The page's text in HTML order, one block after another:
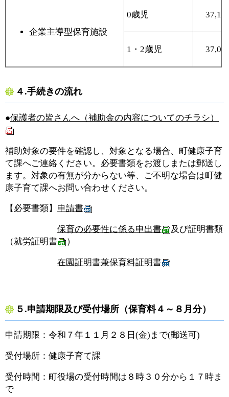
企業主導型保育施設
0歳児
1・2歳児
４.手続きの流れ
●保護者の皆さんへ（補助金の内容についてのチラシ）
補助対象の要件を確認し、対象となる場合、町健康子育
て課へご連絡ください。必要書類をお渡しまたは郵送し
ます。対象の有無が分からない等、ご不明な場合は町健
康子育て課へお問い合わせください。
【必要書類】 申請書
保育の必要性に係る申出書
及び証明書類
（就労証明書 ）
在園証明書兼保育料証明書
５.申請期限及び受付場所（保育料４～８月分）
申請期限：令和７年１１月２８日(金)まで(郵送可)
受付場所：健康子育て課
受付時間：町役場の受付時間は８時３０分から１７時ま
で